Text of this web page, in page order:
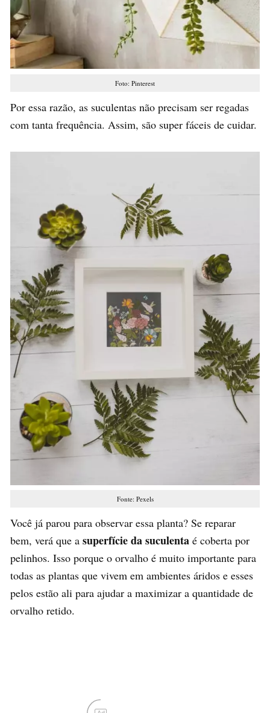
Foto: Pinterest
Por essa razão, as suculentas não precisam ser regadas
com tanta frequência. Assim, são super fáceis de cuidar.
Fonte: Pexels
Você já parou para observar essa planta? Se reparar
bem, verá que a superfície da suculenta é coberta por
pelinhos. Isso porque o orvalho é muito importante para
todas as plantas que vivem em ambientes áridos e esses
pelos estão ali para ajudar a maximizar a quantidade de
orvalho retido.